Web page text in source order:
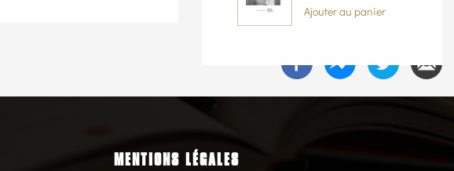
Ajouter au panier
MENTIONS LÉGALES